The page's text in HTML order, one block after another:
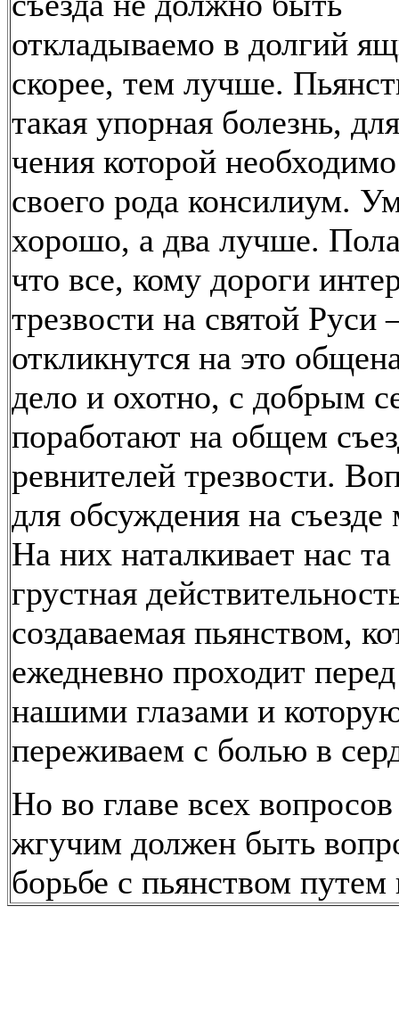
откладываемо в долгий
скорее, тем лучше.
такая упорная болезнь,
чения которой необходимо
своего рода консилиум.
хорошо, а два лучше.
что все, кому дороги
трезвости на святой
откликнутся на это
дело и охотно, с добрым
поработают на общем
ревнителей трезвости.
для обсуждения на съезде
На них наталкивает нас та
грустная
создаваемая пьянством,
ежедневно проходит перед
нашими глазами и
переживаем с болью в
Но во главе всех
жгучим должен быть
борьбе с пьянством